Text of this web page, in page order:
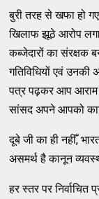
बुरी तरह से खफा हो
खिलाफ झूठे आरोप
कब्जेदारों का संरक्षक
गतिविधियों एवं उनकी
पत्र पढ़कर आप आराम
सांसद अपने आपको
दूबे जी का ही नहीँ,
असमर्थ है कानून
हर स्तर पर